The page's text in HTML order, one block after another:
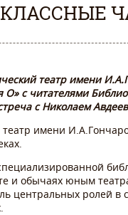
театр имени
О» с читателями
с Николаем
имени
и обычаях юным
центральных ролей в